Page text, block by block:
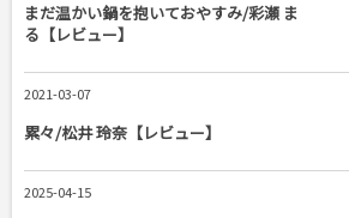
まだ温かい鍋を抱いておやすみ/彩瀬 ま
る【レビュー】
2021-03-07
累々/松井 玲奈【レビュー】
2025-04-15